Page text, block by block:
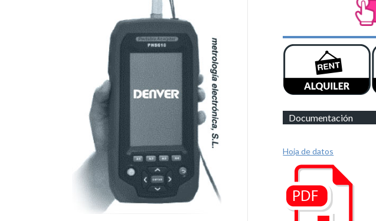
Documentación
Hoja de datos